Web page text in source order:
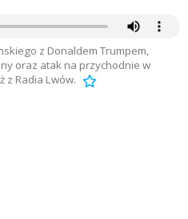
z Donaldem Trumpem,
oraz atak na przychodnie w
z Radia Lwów.